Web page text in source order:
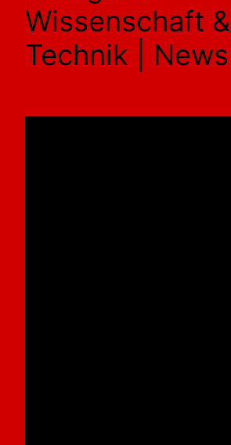
Wissenschaft &
Technik | News